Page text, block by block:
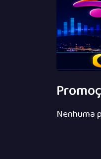
Nenhuma